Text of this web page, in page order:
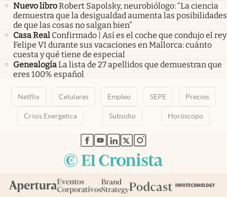
Nuevo libroRobert Sapolsky, neurobiólogo: “La ciencia
demuestra que la desigualdad aumenta las posibilidades
de que las cosas no salgan bien”
Casa Real Confirmado | Así es el coche que condujo el rey
Felipe VI durante sus vacaciones en Mallorca: cuánto
cuesta y qué tiene de especial
GenealogíaLa lista de 27 apellidos que demuestran que
eres 100% español
Netflix Celulares Empleo SEPE Precios
Crisis Energetica Subsidio Horóscopo
abre en nueva pestaña
abre en nueva pestaña
abre en nueva pestaña
abre en nueva pestaña
abre en nueva pestaña